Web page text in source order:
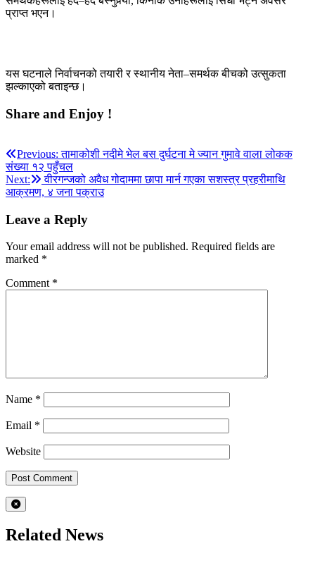
प्राप्त भएन।
यस घटनाले निर्वाचनको तयारी र स्थानीय नेता–समर्थक बीचको उत्सुकता
झल्काएको बताइन्छ।
Share and Enjoy !
Post
navigation
Previous: तामाकोशी नदीमे भेल बस दुर्घटना मे ज्यान गुमावे वाला लोकक
संख्या १२ पहुँचल
Next:
वीरगन्जको अवैध गोदाममा छापा मार्न गएका सशस्त्र प्रहरीमाथि
आक्रमण, ४ जना पक्राउ
Leave a Reply
Your email address will not be published. Required fields are
marked *
Comment *
Name *
Email *
Website
Related News